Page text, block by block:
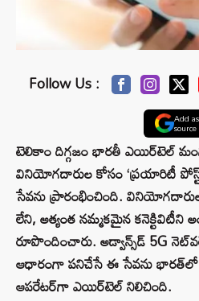
Follow Us :
Add
టెలికాం దిగ్గజం భారతీ ఎయిర్‌టెల్
వినియోగదారుల కోసం ‘ప్రయారిటీ
సేవను ప్రారంభించింది.
లేని, అత్యంత నమ్మకమైన కనెక్టివిటీని
రూపొందించారు. అడ్వాన్స్‌డ్ 5G
ఆధారంగా పనిచేసే ఈ సేవను భారత్‌లో
ఆపరేటర్‌గా ఎయిర్‌టెల్ నిలిచింది.